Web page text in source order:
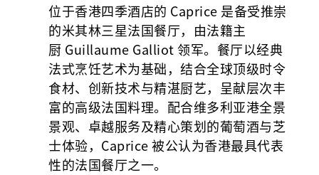
位于香港四季酒店的 Caprice 是备受推崇
的米其林三星法国餐厅，由法籍主
厨 Guillaume Galliot 领军。餐厅以经典
法式烹饪艺术为基础，结合全球顶级时令
食材、创新技术与精湛厨艺，呈献层次丰
富的高级法国料理。配合维多利亚港全景
景观、卓越服务及精心策划的葡萄酒与芝
士体验，Caprice 被公认为香港最具代表
性的法国餐厅之一。